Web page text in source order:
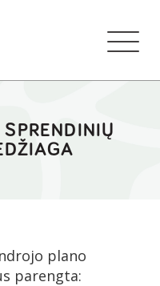
plano
parengta: